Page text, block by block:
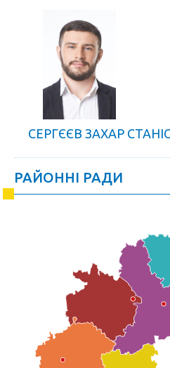
СЕРГЄЄВ ЗАХАР
РАЙОННІ РАДИ